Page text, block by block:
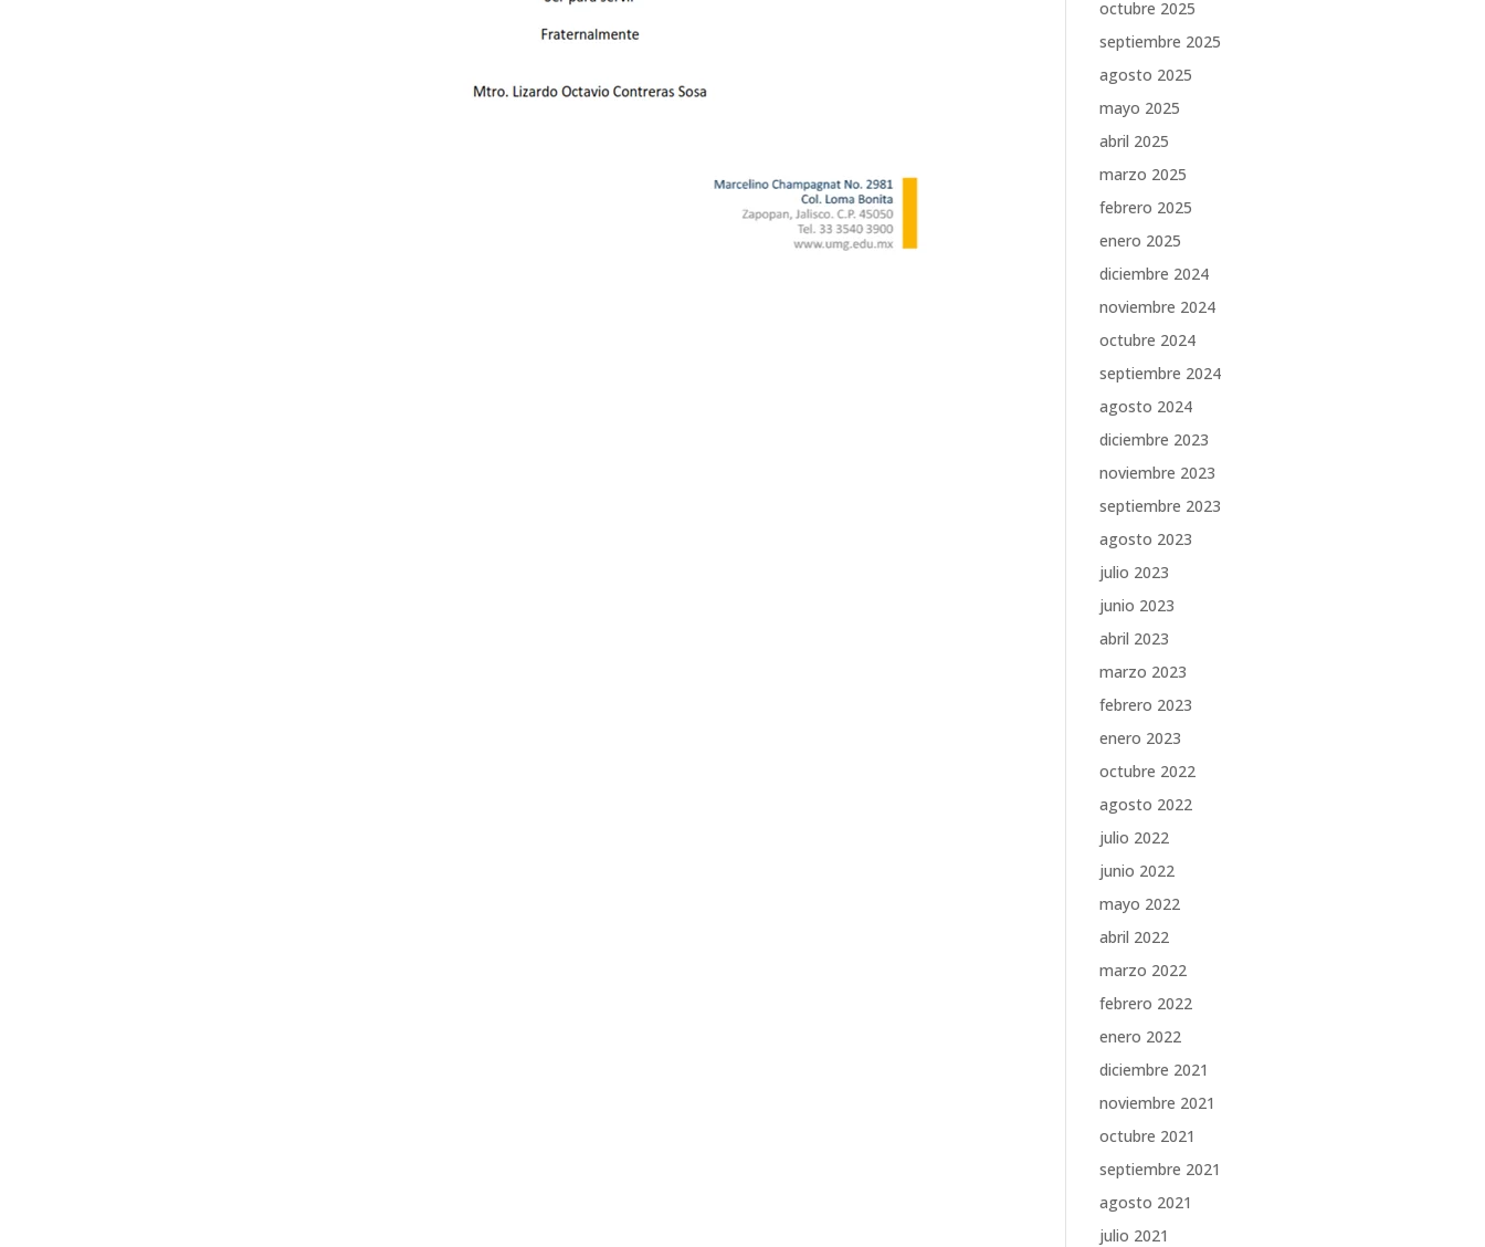
octubre 2025
septiembre 2025
agosto 2025
mayo 2025
abril 2025
marzo 2025
febrero 2025
enero 2025
diciembre 2024
noviembre 2024
octubre 2024
septiembre 2024
agosto 2024
diciembre 2023
noviembre 2023
septiembre 2023
agosto 2023
julio 2023
junio 2023
abril 2023
marzo 2023
febrero 2023
enero 2023
octubre 2022
agosto 2022
julio 2022
junio 2022
mayo 2022
abril 2022
marzo 2022
febrero 2022
enero 2022
diciembre 2021
noviembre 2021
octubre 2021
septiembre 2021
agosto 2021
julio 2021